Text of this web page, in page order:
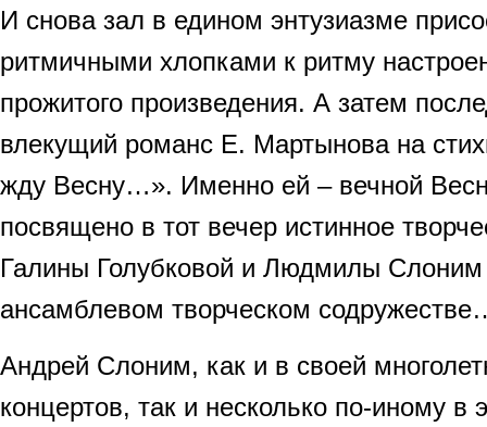
И снова зал в едином энтузиазме
ритмичными хлопками к ритму
прожитого произведения. А затем
влекущий романс Е. Мартынова на
жду Весну…». Именно ей – вечной
посвящено в тот вечер истинное
Галины Голубковой и Людмилы
ансамблевом творческом
Андрей Слоним, как и в своей
концертов, так и несколько по-иному в